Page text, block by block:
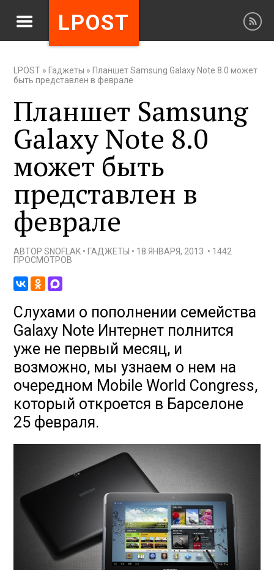
LPOST
LPOST » Гаджеты » Планшет Samsung Galaxy Note 8.0 может
быть представлен в феврале
Планшет Samsung
Galaxy Note 8.0
может быть
представлен в
феврале
АВТОРSNOFLAK • ГАДЖЕТЫ • 18 ЯНВАРЯ, 2013 • 1442
ПРОСМОТРОВ
Слухами о пополнении семейства
Galaxy Note Интернет полнится
уже не первый месяц, и
возможно, мы узнаем о нем на
очередном Mobile World Congress,
который откроется в Барселоне
25 февраля.